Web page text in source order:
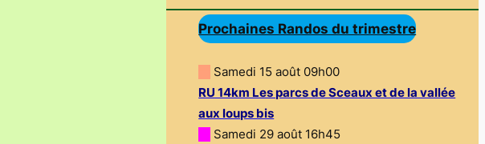
Prochaines Randos du trimestre
Samedi 15 août 09h00
RU 14km Les parcs de Sceaux et de la vallée
aux loups bis
Samedi 29 août 16h45